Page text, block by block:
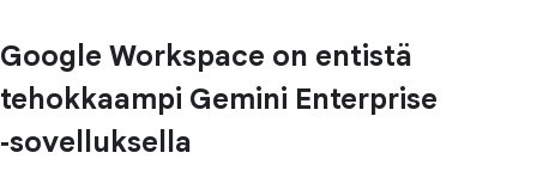
Google Workspace on entistä
tehokkaampi Gemini Enterprise
‑sovelluksella